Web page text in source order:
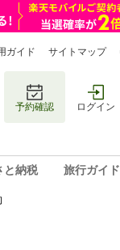
ガイド サイトマップ
予約確認 ログイン
と納税 旅行ガイド